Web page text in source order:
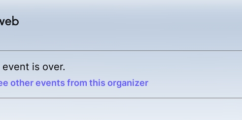
event is over.
other events from this organizer